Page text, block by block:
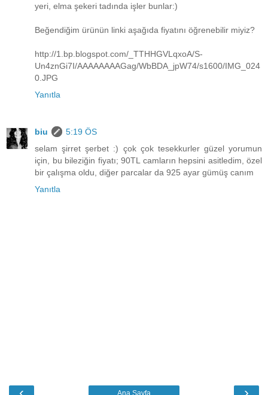
yeri, elma şekeri tadında işler bunlar:)
Beğendiğim ürünün linki aşağıda fiyatını öğrenebilir miyiz?
http://1.bp.blogspot.com/_TTHHGVLqxoA/S-
Un4znGi7I/AAAAAAAAGag/WbBDA_jpW74/s1600/IMG_024
0.JPG
Yanıtla
biu
5:19 ÖS
selam şirret şerbet :) çok çok tesekkurler güzel yorumun
için, bu bileziğin fiyatı; 90TL camların hepsini asitledim, özel
bir çalışma oldu, diğer parcalar da 925 ayar gümüş canım
Yanıtla
Ana Sayfa